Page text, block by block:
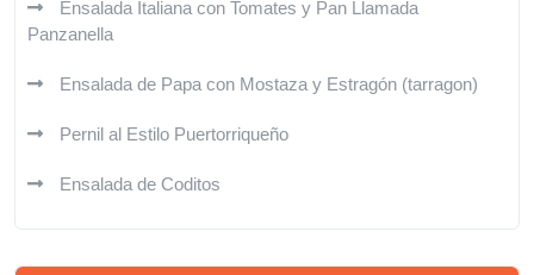
Ensalada Italiana con Tomates y Pan Llamada
Panzanella
Ensalada de Papa con Mostaza y Estragón (tarragon)
Pernil al Estilo Puertorriqueño
Ensalada de Coditos